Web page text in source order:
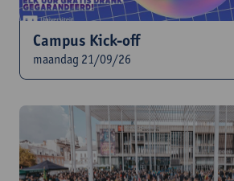
Campus Kick-off
maandag 21/09/26